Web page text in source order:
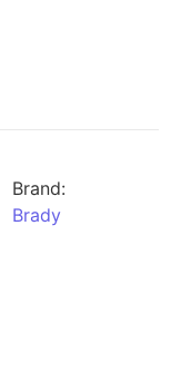
Brand:
Brady